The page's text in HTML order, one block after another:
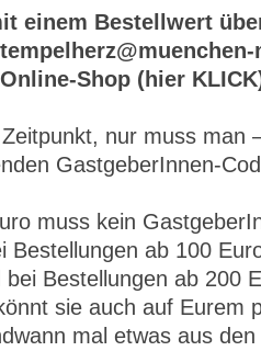
einem Bestellwert
Shop (hier
nur muss man
GastgeberInnen-
muss kein
Bestellungen ab 100
Bestellungen ab 200
sie auch auf Eurem
mal etwas aus